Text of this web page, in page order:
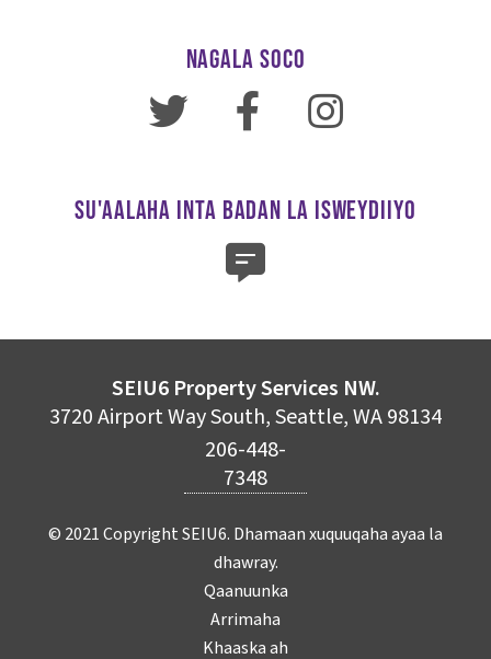
NAGALA SOCO
SU'AALAHA INTA BADAN LA ISWEYDIIYO
SEIU6 Property Services NW.
3720 Airport Way South, Seattle, WA 98134
206-448-
7348
© 2021 Copyright SEIU6. Dhamaan xuquuqaha ayaa la
dhawray.
Qaanuunka
Arrimaha
Khaaska ah